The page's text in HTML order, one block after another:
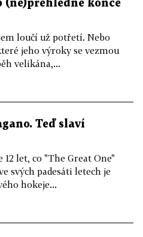
(ne)přehledné konce
loučí už potřetí. Nebo
jeho výroky se vezmou
velikána,...
Teď slaví
12 let, co "The Great One"
svých padesáti letech je
hokeje...